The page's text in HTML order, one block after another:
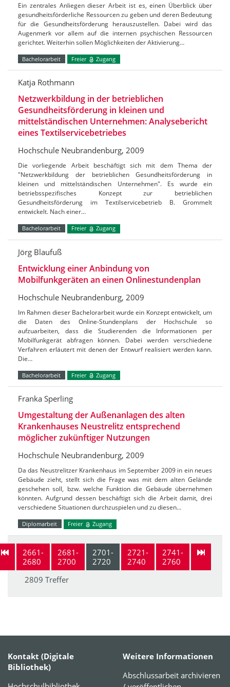
Ein zentrales Anliegen dieser Arbeit ist es, einen Überblick über
gesundheitsförderliche Ressourcen zu geben und deren Bedeutung
für die Gesundheitsförderung herauszustellen. Dabei wird das
Augenmerk vor allem auf die internen psychischen Ressourcen
gerichtet. Weiterhin sollen Möglichkeiten der Aktivierung…
Bachelorarbeit Freier Zugang
Katja Rothmann
Netzwerkbildung in der betrieblichen
Gesundheitsförderung in kleinen und
mittelständischen Unternehmen: Analysebericht
eines Textilservicebetriebes
Hochschule Neubrandenburg, 2009
Die vorliegende Arbeit beschäftigt sich mit dem Thema der
"Netzwerkbildung der betrieblichen Gesundheitsförderung in
kleinen und mittelständischen Unternehmen". Es wurde ein
betriebsspezifisches Konzept zur betrieblichen
Gesundheitsförderung im Textilservicebetrieb B. Grommelt
entwickelt. Nach einer…
Bachelorarbeit Freier Zugang
Jörg Blaufuß
Entwicklung einer Anbindung von
Mobilfunkgeräten an einen Onlinestundenplan
Hochschule Neubrandenburg, 2009
Im Rahmen dieser Bachelorarbeit wurde ein Konzept entwickelt, um
die Daten des Online-Stundenplans der Hochschule so
aufzuarbeiten, dass die Studierenden die Informationen per
Mobilfunkgerät abfragen können. Dabei werden verschiedene
Verfahren erläutert mit denen der Entwurf realisiert werden kann.
Die…
Bachelorarbeit Freier Zugang
Franka Sperling
Umgestaltung der Außenanlagen des alten
Krankenhauses Neustrelitz entsprechend
möglicher zukünftiger Nutzungen
Hochschule Neubrandenburg, 2009
Da das Neustrelitzer Krankenhaus im September 2009 in ein neues
Gebäude zieht, stellt sich die Frage was mit dem alten Gelände
geschehen soll, bzw. welche Funktion die Gebäude übernehmen
könnten. Aufgrund dessen beschäftigt sich die Arbeit damit, drei
verschiedene Situationen durchzuspielen und zu diesen…
Diplomarbeit Freier Zugang
2661-
2680
2681-
2700
2701-
2720
2721-
2740
2741-
2760
2809 Treffer
Kontakt (Digitale
Bibliothek)
Weitere Informationen
Abschlussarbeit archivieren